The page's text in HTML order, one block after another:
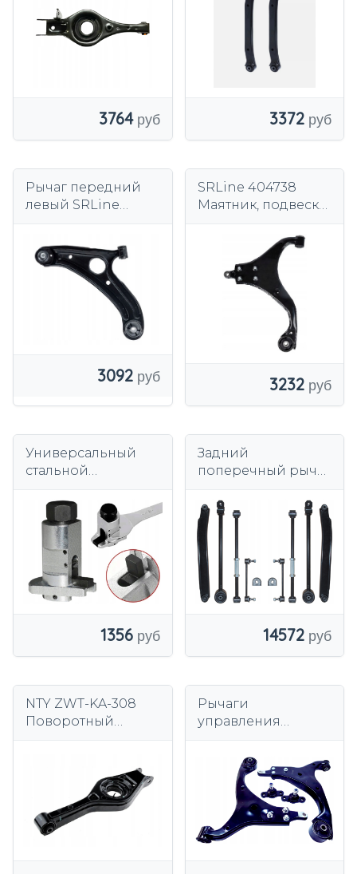
3764 3372
Рычаг передний
левый SRLine
3092
SRLine 404738
Маятник, подвеска
3232
Универсальный
стальной
для демонтажа
подвески
1356
Задний
поперечный рычаг
Tucson и Kia
Sportage II
14572
NTY ZWT-KA-308
Поворотный
Рычаги
управления
NTY HYUNDAI i30 и
KIA Ceed PRO CEED
и до 2009.10!